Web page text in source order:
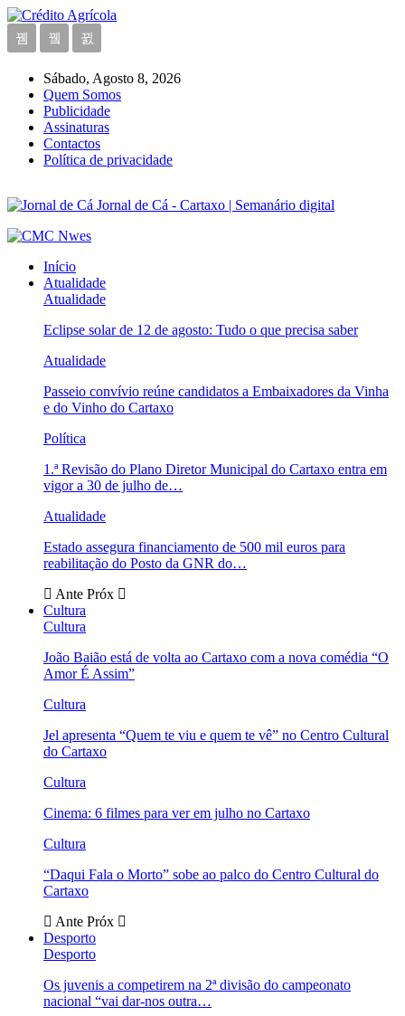
Sábado, Agosto 8, 2026
Quem Somos
Publicidade
Assinaturas
Contactos
Política de privacidade
Jornal de Cá - Cartaxo | Semanário digital
Início
Atualidade
Atualidade
Eclipse solar de 12 de agosto: Tudo o que precisa saber
Atualidade
Passeio convívio reúne candidatos a Embaixadores da Vinha
e do Vinho do Cartaxo
Política
1.ª Revisão do Plano Diretor Municipal do Cartaxo entra em
vigor a 30 de julho de…
Atualidade
Estado assegura financiamento de 500 mil euros para
reabilitação do Posto da GNR do…
Ante Próx
Cultura
Cultura
João Baião está de volta ao Cartaxo com a nova comédia “O
Amor É Assim”
Cultura
Jel apresenta “Quem te viu e quem te vê” no Centro Cultural
do Cartaxo
Cultura
Cinema: 6 filmes para ver em julho no Cartaxo
Cultura
“Daqui Fala o Morto” sobe ao palco do Centro Cultural do
Cartaxo
Ante Próx
Desporto
Desporto
Os juvenis a competirem na 2ª divisão do campeonato
nacional “vai dar-nos outra…